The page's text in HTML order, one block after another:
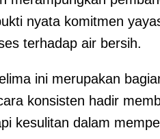
nyata komitmen
terhadap air bersih.
ini merupakan
konsisten hadir
kesulitan dalam